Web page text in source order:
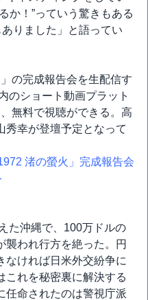
か！”っていう驚きもある
ありました」と語ってい
の完成報告会を生配信す
のショート動画プラット
無料で視聴ができる。高
秀幸が登壇予定となって
渚の螢火」完成報告会
た沖縄で、100万ドルの
襲われ行方を絶った。円
なければ日米外交紛争に
これを秘密裏に解決する
任命されたのは警視庁派